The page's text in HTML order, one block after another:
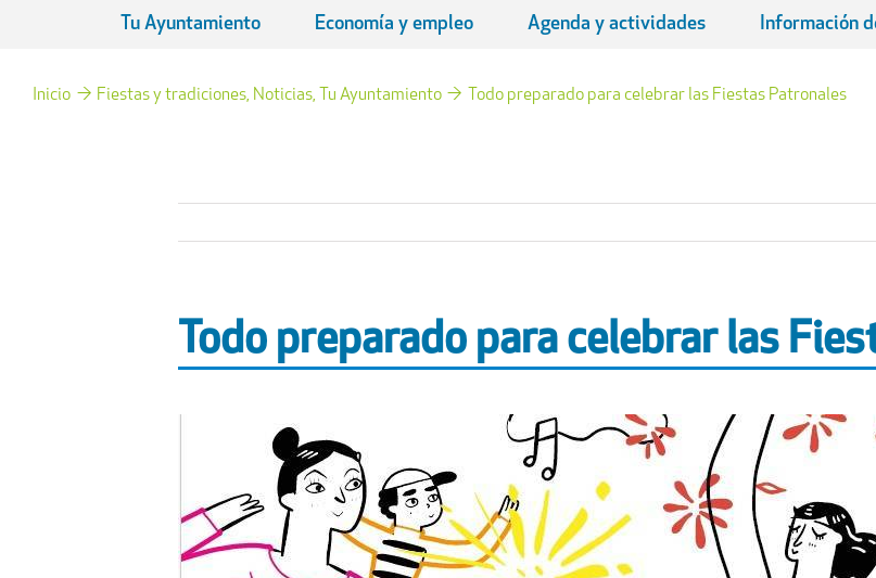
Tu Ayuntamiento Economía y empleo Agenda y actividades Información
Inicio Fiestas y tradiciones Noticias Tu Ayuntamiento Todo preparado para celebrar las Fiestas Patronales
Todo preparado para celebrar las